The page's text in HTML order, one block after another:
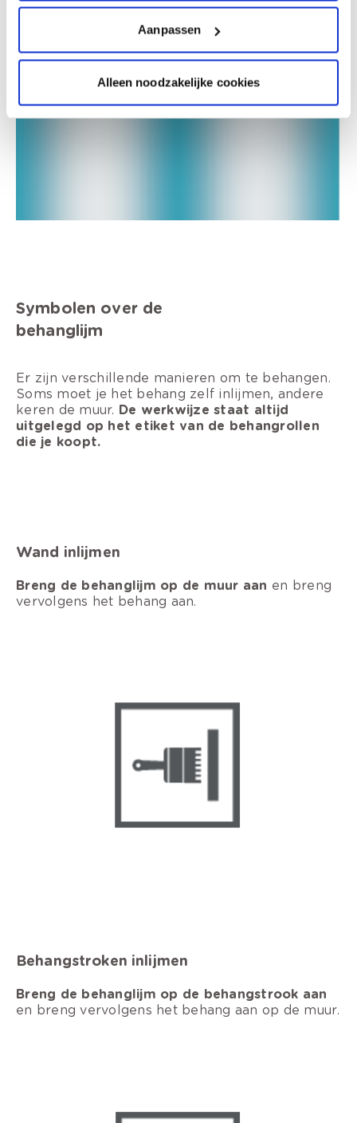
Aanpassen
Alleen noodzakelijke cookies
Symbolen over de
behanglijm
Er zijn verschillende manieren om te behangen.
Soms moet je het behang zelf inlijmen, andere
keren de muur. De werkwijze staat altijd
uitgelegd op het etiket van de behangrollen
die je koopt.
Wand inlijmen
Breng de behanglijm op de muur aan en breng
vervolgens het behang aan.
Behangstroken inlijmen
Breng de behanglijm op de behangstrook aan
en breng vervolgens het behang aan op de muur.